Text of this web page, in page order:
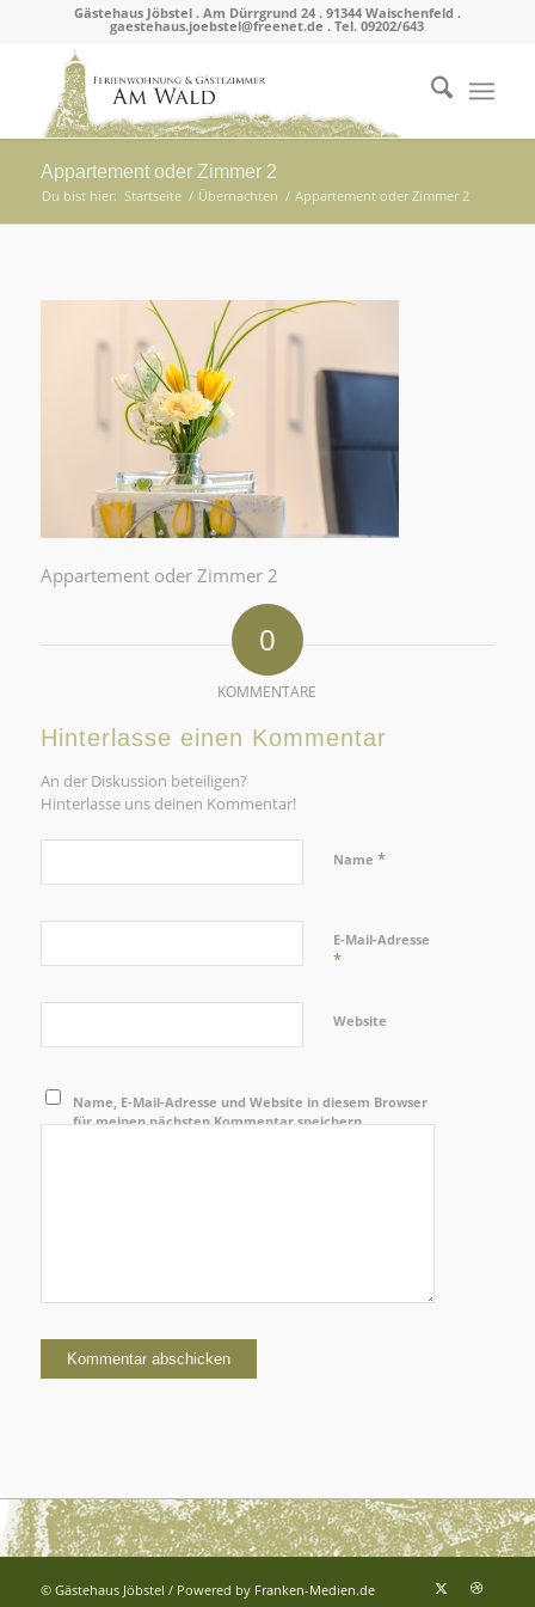
Gästehaus Jöbstel . Am Dürrgrund 24 . 91344 Waischenfeld .
gaestehaus.joebstel@freenet.de . Tel. 09202/643
Appartement oder Zimmer 2
Du bist hier: Startseite / Übernachten / Appartement oder Zimmer 2
Appartement oder Zimmer 2
0
KOMMENTARE
Hinterlasse einen Kommentar
An der Diskussion beteiligen?
Hinterlasse uns deinen Kommentar!
Name *
E-Mail-Adresse
*
Website
Name, E-Mail-Adresse und Website in diesem Browser
für meinen nächsten Kommentar speichern.
© Gästehaus Jöbstel / Powered by Franken-Medien.de